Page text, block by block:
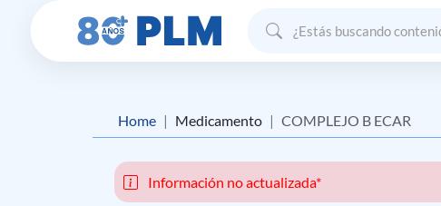
Home Medicamento COMPLEJO B ECAR
Información no actualizada*